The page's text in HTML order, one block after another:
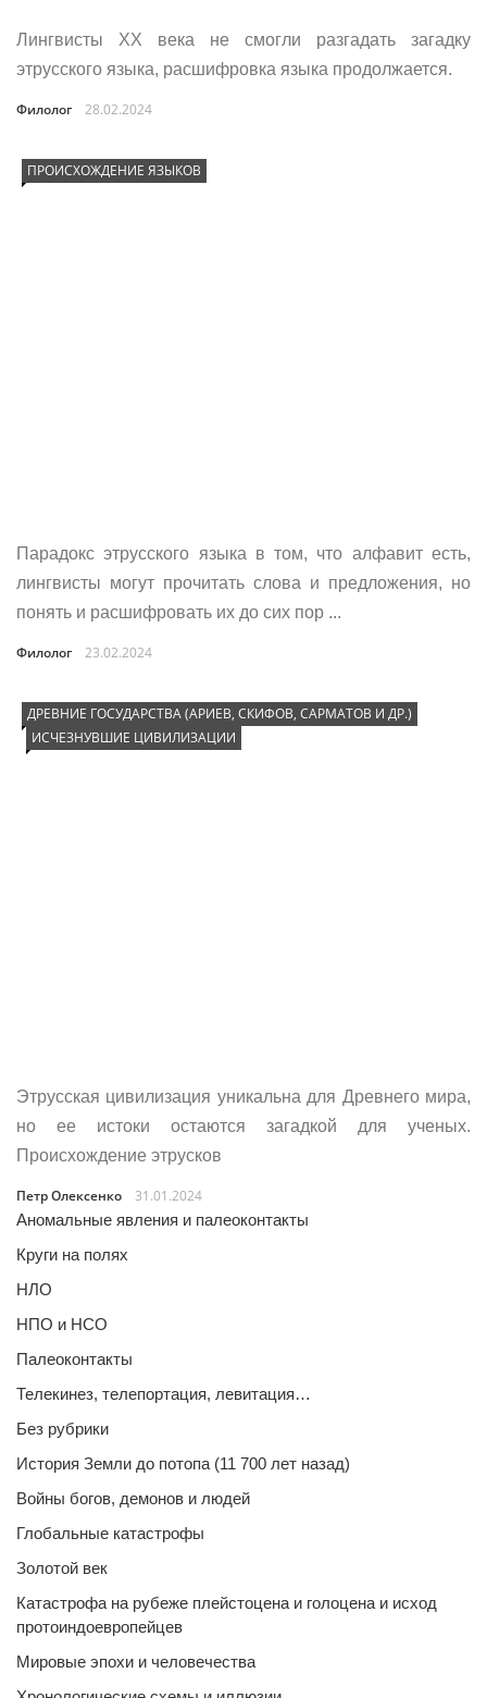
Лингвисты ХХ века не смогли разгадать загадку
этрусского языка, расшифровка языка продолжается.
Филолог 28.02.2024
ПРОИСХОЖДЕНИЕ ЯЗЫКОВ
Парадокс этрусского языка в том, что алфавит есть,
лингвисты могут прочитать слова и предложения, но
понять и расшифровать их до сих пор ...
Филолог 23.02.2024
ДРЕВНИЕ ГОСУДАРСТВА (АРИЕВ, СКИФОВ, САРМАТОВ И ДР.)
ИСЧЕЗНУВШИЕ ЦИВИЛИЗАЦИИ
Этрусская цивилизация уникальна для Древнего мира,
но ее истоки остаются загадкой для ученых.
Происхождение этрусков
Петр Олексенко
31.01.2024
Аномальные явления и палеоконтакты
Круги на полях
НЛО
НПО и НСО
Палеоконтакты
Телекинез, телепортация, левитация…
Без рубрики
История Земли до потопа (11 700 лет назад)
Войны богов, демонов и людей
Глобальные катастрофы
Золотой век
Катастрофа на рубеже плейстоцена и голоцена и исход
протоиндоевропейцев
Мировые эпохи и человечества